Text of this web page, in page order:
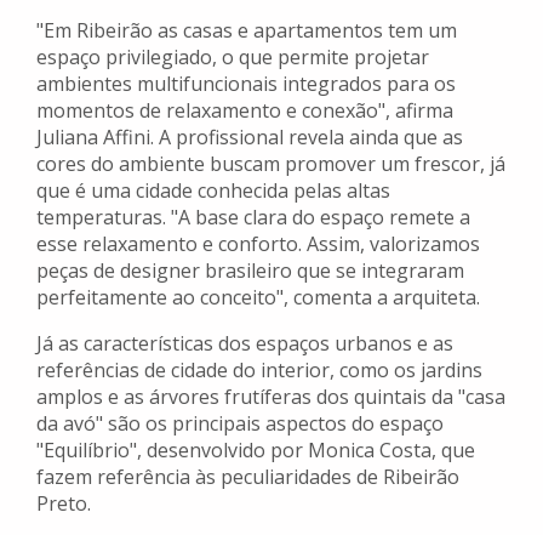
"Em Ribeirão as casas e apartamentos tem um
espaço privilegiado, o que permite projetar
ambientes multifuncionais integrados para os
momentos de relaxamento e conexão", afirma
Juliana Affini. A profissional revela ainda que as
cores do ambiente buscam promover um frescor, já
que é uma cidade conhecida pelas altas
temperaturas. "A base clara do espaço remete a
esse relaxamento e conforto. Assim, valorizamos
peças de designer brasileiro que se integraram
perfeitamente ao conceito", comenta a arquiteta.
Já as características dos espaços urbanos e as
referências de cidade do interior, como os jardins
amplos e as árvores frutíferas dos quintais da "casa
da avó" são os principais aspectos do espaço
"Equilíbrio", desenvolvido por Monica Costa, que
fazem referência às peculiaridades de Ribeirão
Preto.